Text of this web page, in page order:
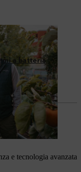
a batteria
durevoli
e tecnologia avanzata